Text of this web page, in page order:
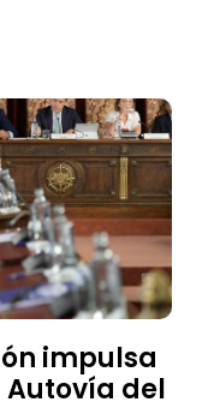
impulsa
del